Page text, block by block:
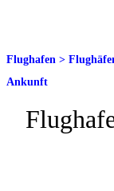
Flughafen >
Ankunft